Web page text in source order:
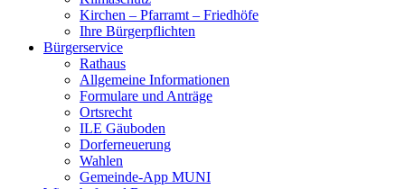
Kirchen – Pfarramt – Friedhöfe
Ihre Bürgerpflichten
Bürgerservice
Rathaus
Allgemeine Informationen
Formulare und Anträge
Ortsrecht
ILE Gäuboden
Dorferneuerung
Wahlen
Gemeinde-App MUNI